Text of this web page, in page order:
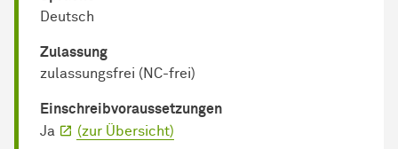
Deutsch
Zulassung
zulassungsfrei (NC-frei)
Einschreib­voraussetzungen
Ja
(zur Übersicht)